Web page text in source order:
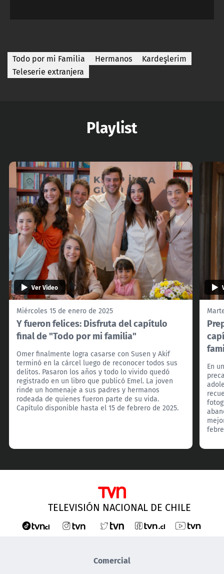
Todo por mi Familia Hermanos
Kardeşlerim
Teleserie extranjera
Playlist
Ver Video
Miércoles 15 de enero de 2025
Y fueron felices: Disfruta del capítulo
final de "Todo por mi familia"
Omer finalmente logra casarse con Susen y Akif
terminó en la cárcel luego de reconocer todos sus
delitos. Pasaron los años y todo lo vivido quedó
registrado en un libro que publicó Emel. La joven
rinde un homenaje a sus padres y hermanos
rodeada de quienes fueron parte de su vida.
Capítulo disponible hasta el 15 de febrero de 2025.
En
TELEVISIÓN NACIONAL DE CHILE
Comercial